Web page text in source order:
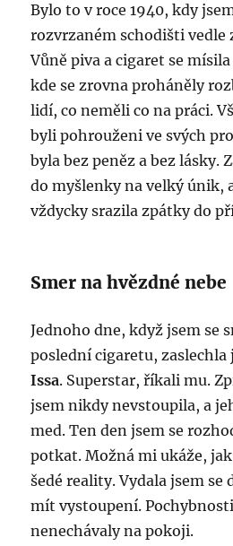
Bylo to v roce 1940, kdy
rozvrzaném schodišti vedle
Vůně piva a cigaret se
kde se zrovna proháněly
lidí, co neměli co na práci.
byli pohrouženi ve svých
byla bez peněz a bez lásky.
do myšlenky na velký únik,
vždycky srazila zpátky do
Smer na hvězdné nebe
Jednoho dne, když jsem se
poslední cigaretu, zaslechla
Issa. Superstar, říkali mu.
jsem nikdy nevstoupila, a
med. Ten den jsem se
potkat. Možná mi ukáže,
šedé reality. Vydala jsem se
mít vystoupení.
nenechávaly na pokoji.